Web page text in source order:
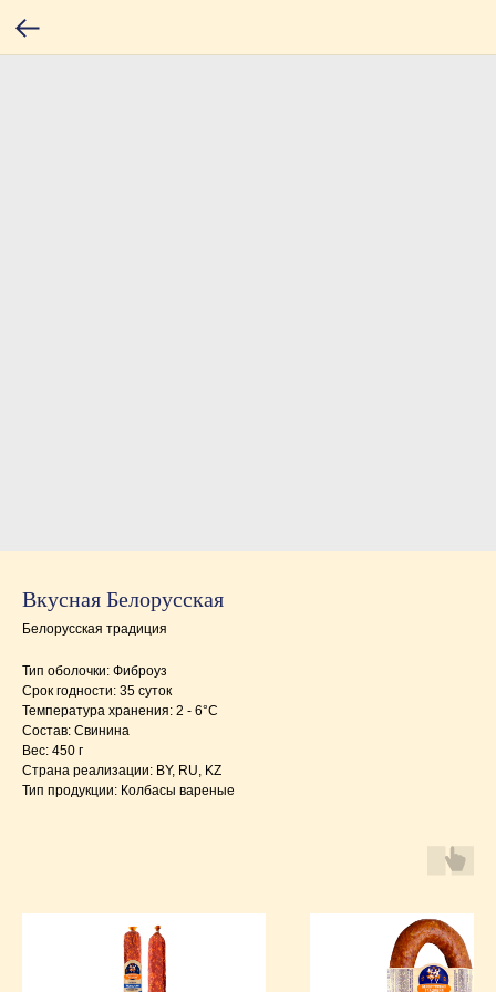
Вкусная Белорусская
Белорусская традиция
Тип оболочки: Фиброуз
Срок годности: 35 суток
Температура хранения: 2 - 6°C
Состав: Свинина
Вес: 450 г
Страна реализации: BY, RU, KZ
Тип продукции: Колбасы вареные